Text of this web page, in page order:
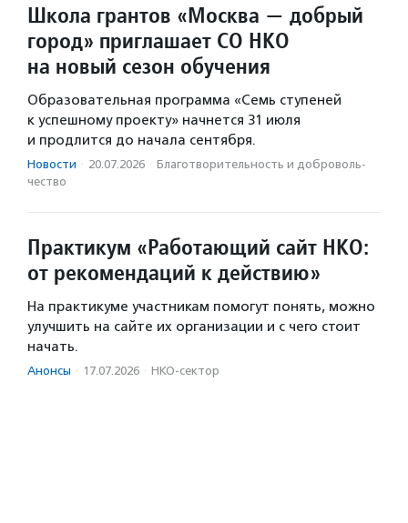
Школа грантов «Москва — добрый
город» приглашает СО НКО
на новый сезон обучения
Образовательная программа «Семь ступеней
к успешному проекту» начнется 31 июля
и продлится до начала сентября.
Новости · 20.07.2026 · Благотвори­тель­ность и доброволь­
чест­во
Практикум «Работающий сайт НКО:
от рекомендаций к действию»
На практикуме участникам помогут понять, можно
улучшить на сайте их организации и с чего стоит
начать.
Анонсы · 17.07.2026 · НКО-сектор